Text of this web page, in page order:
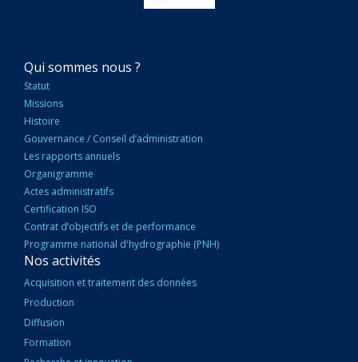
NAVIGATION
PRINCIPALE
Qui sommes nous ?
Statut
Missions
Histoire
Gouvernance / Conseil d’administration
Les rapports annuels
Organigramme
Actes administratifs
Certification ISO
Contrat d’objectifs et de performance
Programme national d'hydrographie (PNH)
Nos activités
Acquisition et traitement des données
Production
Diffusion
Formation